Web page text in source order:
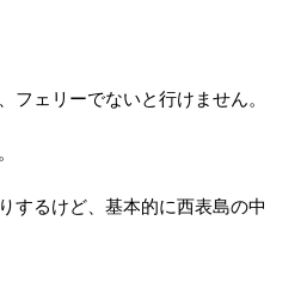
ェリーでないと行けません。
するけど、基本的に西表島の中